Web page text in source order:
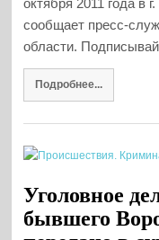
сообщает пресс-
области.
Подробнее...
Уголовное
бывшего